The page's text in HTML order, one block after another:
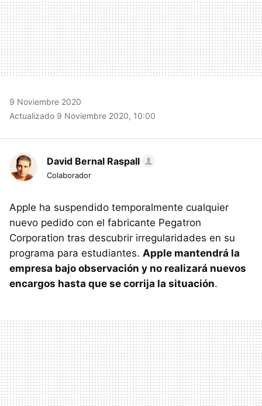
9 Noviembre 2020
Actualizado 9 Noviembre 2020, 10:00
David Bernal Raspall
Colaborador
Apple ha suspendido temporalmente cualquier
nuevo pedido con el fabricante Pegatron
Corporation tras descubrir irregularidades en su
programa para estudiantes. Apple mantendrá la
empresa bajo observación y no realizará nuevos
encargos hasta que se corrija la situación.